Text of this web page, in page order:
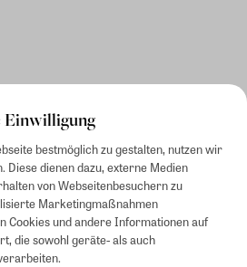
bestmöglich zu gestalten, nutzen wir
Diese dienen dazu, externe Medien
von Webseitenbesuchern zu
Marketingmaßnahmen
Cookies und andere Informationen auf
die sowohl geräte- als auch